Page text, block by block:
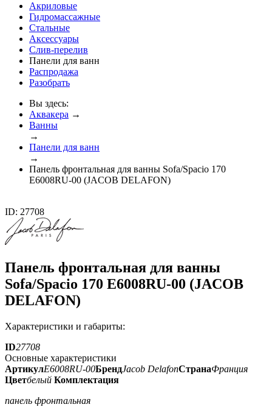
Акриловые
Гидромассажные
Стальные
Аксессуары
Слив-перелив
Панели для ванн
Распродажа
Разобрать
Вы здесь:
Аквакера →
Ванны
→
Панели для ванн
→
Панель фронтальная для ванны Sofa/Spacio 170
E6008RU-00 (JACOB DELAFON)
ID: 27708
Панель фронтальная для ванны
Sofa/Spacio 170 E6008RU-00 (JACOB
DELAFON)
Характеристики и габариты:
ID27708
Основные характеристики
АртикулE6008RU-00БрендJacob DelafonСтранаФранция
Цветбелый Комплектация
панель фронтальная